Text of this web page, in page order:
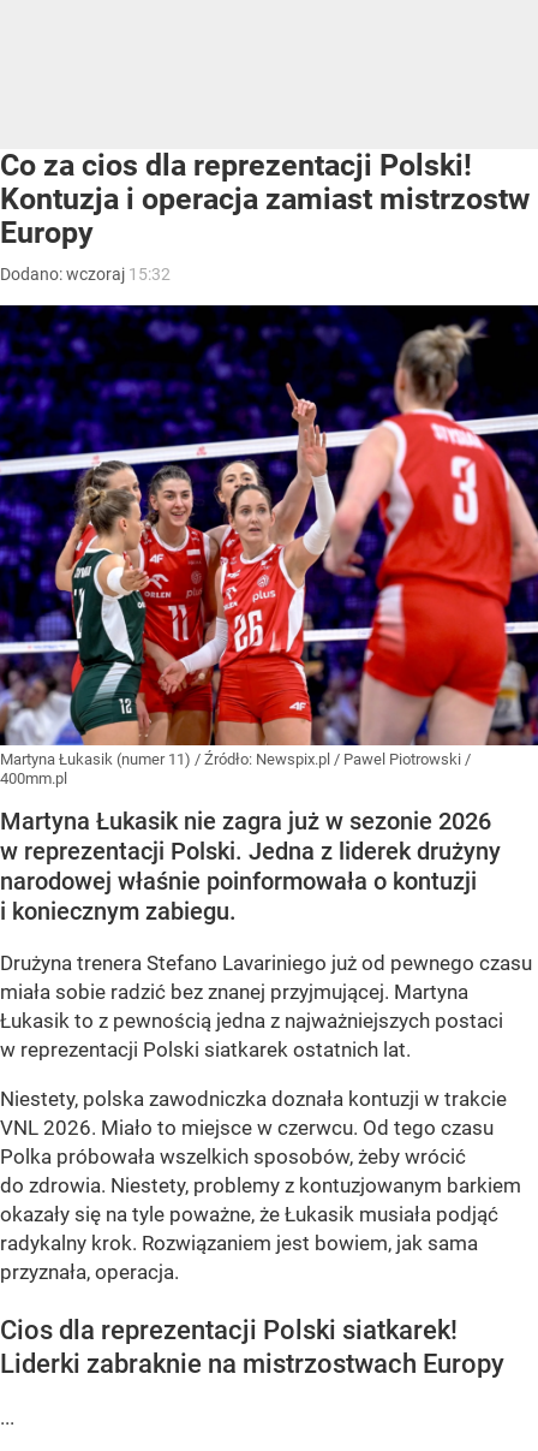
Co za cios dla reprezentacji Polski!
Kontuzja i operacja zamiast mistrzostw
Europy
Dodano:wczoraj 15:32
Martyna Łukasik (numer 11) / Źródło: Newspix.pl / Pawel Piotrowski /
400mm.pl
Martyna Łukasik nie zagra już w sezonie 2026
w reprezentacji Polski. Jedna z liderek drużyny
narodowej właśnie poinformowała o kontuzji
i koniecznym zabiegu.
Drużyna trenera Stefano Lavariniego już od pewnego czasu
miała sobie radzić bez znanej przyjmującej. Martyna
Łukasik to z pewnością jedna z najważniejszych postaci
w reprezentacji Polski siatkarek ostatnich lat.
Niestety, polska zawodniczka doznała kontuzji w trakcie
VNL 2026. Miało to miejsce w czerwcu. Od tego czasu
Polka próbowała wszelkich sposobów, żeby wrócić
do zdrowia. Niestety, problemy z kontuzjowanym barkiem
okazały się na tyle poważne, że Łukasik musiała podjąć
radykalny krok. Rozwiązaniem jest bowiem, jak sama
przyznała, operacja.
Cios dla reprezentacji Polski siatkarek!
Liderki zabraknie na mistrzostwach Europy
...